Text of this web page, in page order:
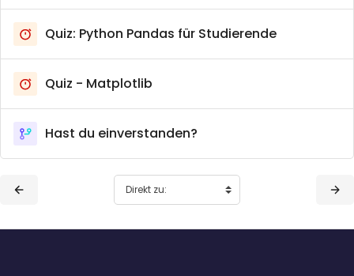
Quiz: Python Pandas für Studierende
Quiz - Matplotlib
Hast du einverstanden?